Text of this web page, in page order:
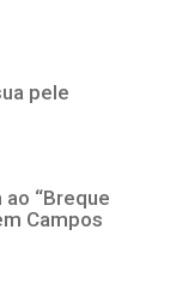
pele
“Breque
Campos